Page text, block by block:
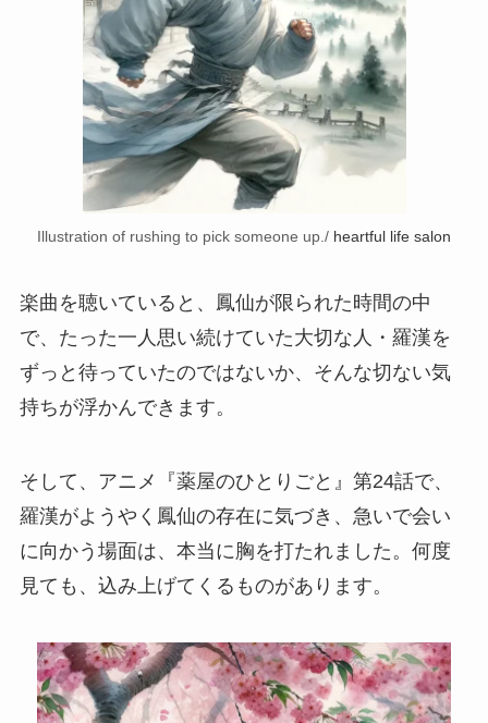
Illustration of rushing to pick someone up./ heartful life salon
楽曲を聴いていると、鳳仙が限られた時間の中
で、たった一人思い続けていた大切な人・羅漢を
ずっと待っていたのではないか、そんな切ない気
持ちが浮かんできます。
そして、アニメ『薬屋のひとりごと』第24話で、
羅漢がようやく鳳仙の存在に気づき、急いで会い
に向かう場面は、本当に胸を打たれました。何度
見ても、込み上げてくるものがあります。